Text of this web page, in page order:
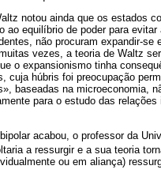
notou ainda que os estados
ao equilíbrio de poder para
não procuram expandir-
vezes, a teoria de Waltz
o expansionismo tinha
cuja húbris foi preocupação
baseadas na microeconomia,
para o estudo das
acabou, o professor da
a ressurgir e a sua teoria
ou em aliança)